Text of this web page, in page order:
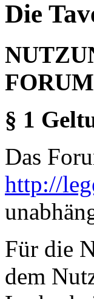
Die
FORUM
§ 1
Das
http://
Für die
dem